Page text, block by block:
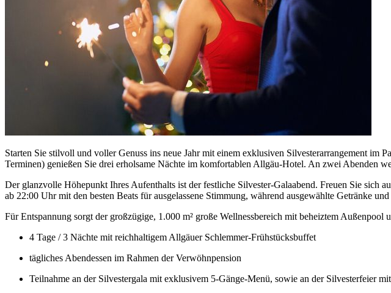
Starten Sie stilvoll und voller Genuss ins neue Jahr mit einem exklusiven Silvesterarrangement
Terminen) genießen Sie drei erholsame Nächte im komfortablen Allgäu-Hotel. An zwei Abenden
Der glanzvolle Höhepunkt Ihres Aufenthalts ist der festliche Silvester-Galaabend. Freuen Sie sich
ab 22:00 Uhr mit den besten Beats für ausgelassene Stimmung, während ausgewählte Getränke
Für Entspannung sorgt der großzügige, 1.000 m² große Wellnessbereich mit beheiztem
4 Tage / 3 Nächte mit reichhaltigem Allgäuer Schlemmer-Frühstücksbuffet
tägliches Abendessen im Rahmen der Verwöhnpension
Teilnahme an der Silvestergala mit exklusivem 5-Gänge-Menü, sowie an der Silvesterfeier